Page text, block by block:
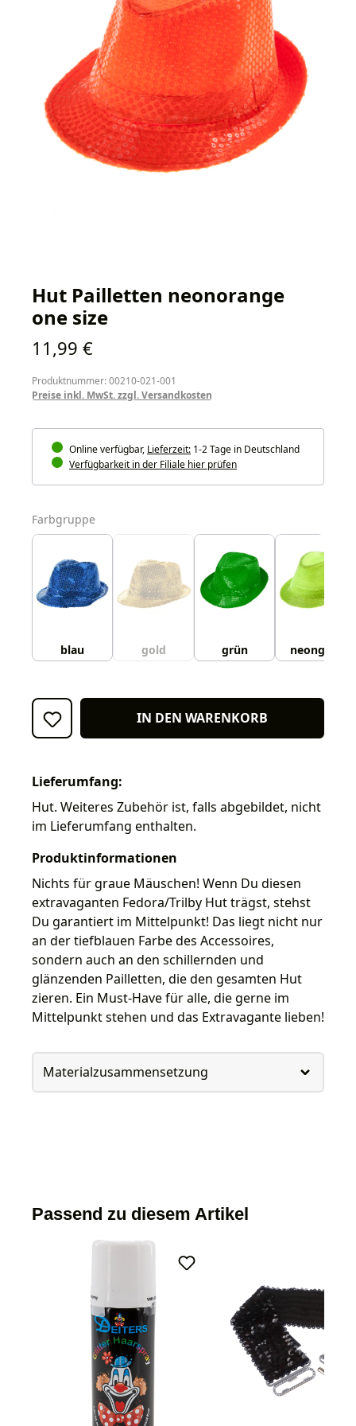
Hut Pailletten neonorange
one size
Regulärer Preis:
11,99 €
Produktnummer: 00210-021-001
Preise inkl. MwSt. zzgl. Versandkosten
Online verfügbar, Lieferzeit: 1-2 Tage in Deutschland
Verfügbarkeit in der Filiale hier prüfen
Farbgruppe
blau gold grün neongelb
IN DEN WARENKORB
Lieferumfang:
Hut. Weiteres Zubehör ist, falls abgebildet, nicht
im Lieferumfang enthalten.
Produktinformationen
Nichts für graue Mäuschen! Wenn Du diesen
extravaganten Fedora/Trilby Hut trägst, stehst
Du garantiert im Mittelpunkt! Das liegt nicht nur
an der tiefblauen Farbe des Accessoires,
sondern auch an den schillernden und
glänzenden Pailletten, die den gesamten Hut
zieren. Ein Must-Have für alle, die gerne im
Mittelpunkt stehen und das Extravagante lieben!
Materialzusammensetzung
Passend zu diesem Artikel